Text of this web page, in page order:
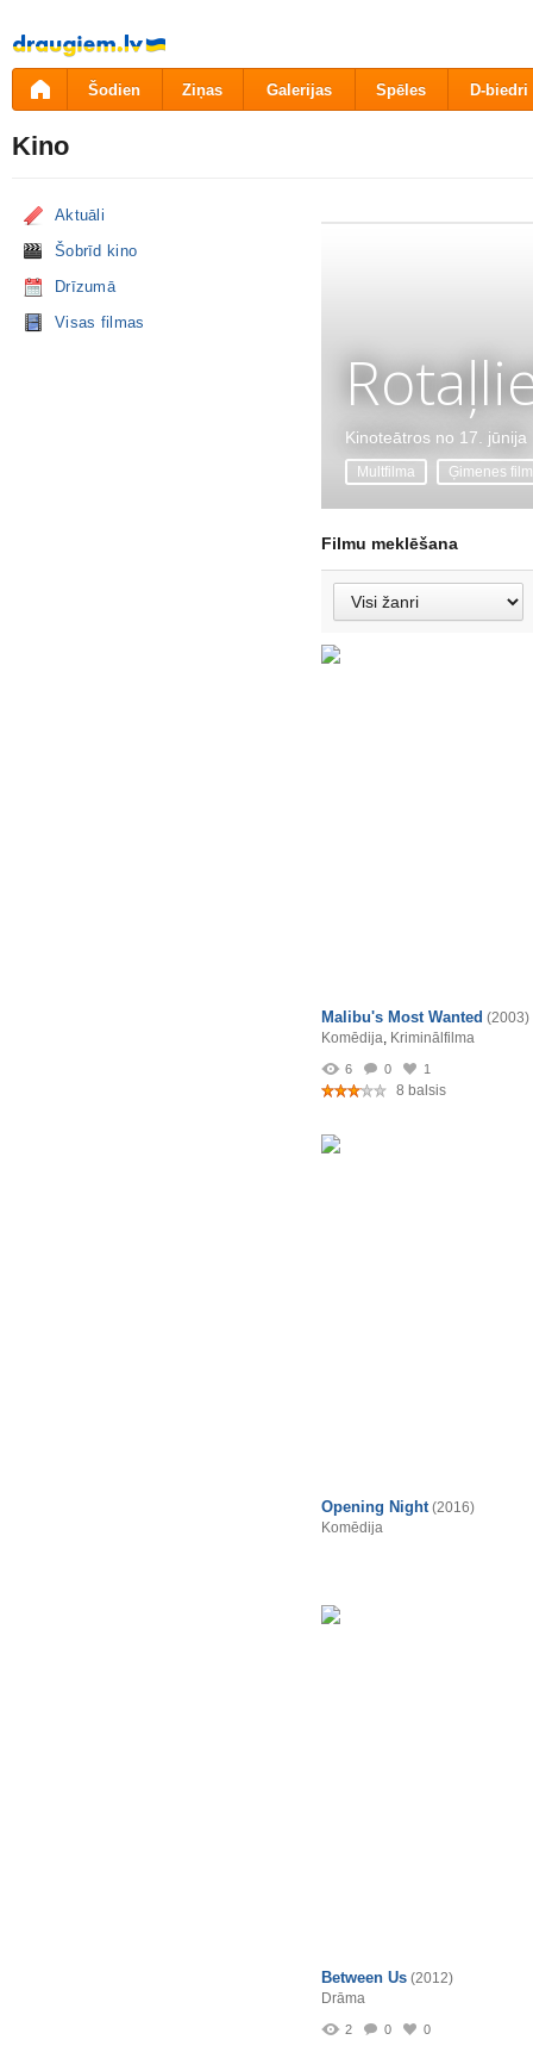
Pāriet
uz
saturu
Šodien Ziņas Galerijas Spēles D-biedri
Kino
Aktuāli
Šobrīd kino
Drīzumā
Visas filmas
Kinoteātros no 17. jūnija
Multfilma Ģimenes
Filmu meklēšana
Malibu's Most Wanted (2003)
Komēdija, Kriminālfilma
6 0 1
8 balsis
Opening Night (2016)
Komēdija
Between Us (2012)
Drāma
2 0 0